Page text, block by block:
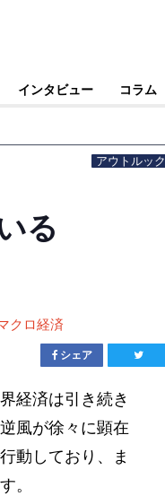
インタビュー コラム
アウトルック
る
クロ経済
シェア
経済は引き続き
風が徐々に顕在
動しており、ま
。